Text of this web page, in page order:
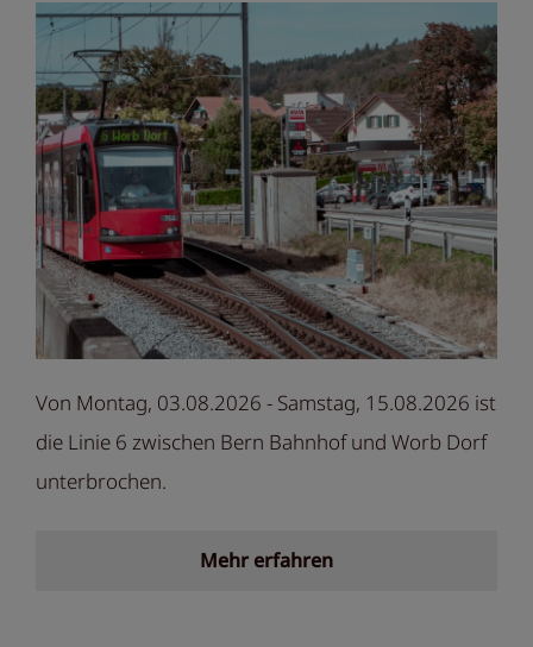
Von Montag, 03.08.2026 - Samstag, 15.08.2026 ist
die Linie 6 zwischen Bern Bahnhof und Worb Dorf
unterbrochen.
Mehr erfahren